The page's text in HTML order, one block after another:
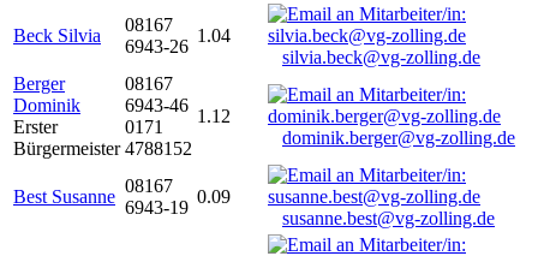
Beck Silvia
08167
6943-26
1.04
silvia.beck@vg-zolling.de
Berger
Dominik
Erster
Bürgermeister
08167
6943-46
0171
4788152
1.12
dominik.berger@vg-zolling.de
Best Susanne
08167
6943-19
0.09
susanne.best@vg-zolling.de